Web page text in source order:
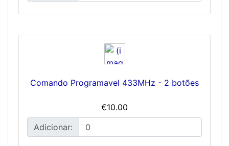
Comando Programavel 433MHz - 2 botões
€10.00
Adicionar: